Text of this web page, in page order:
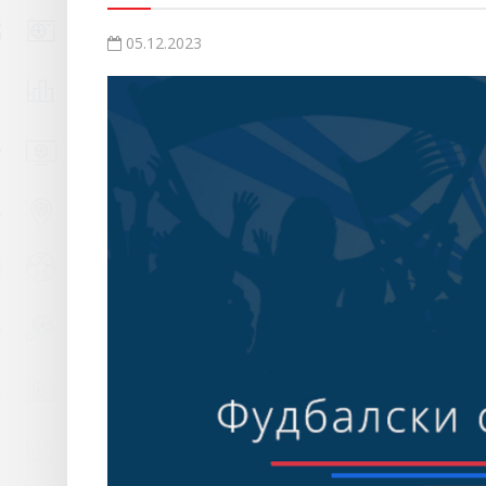
05.12.2023